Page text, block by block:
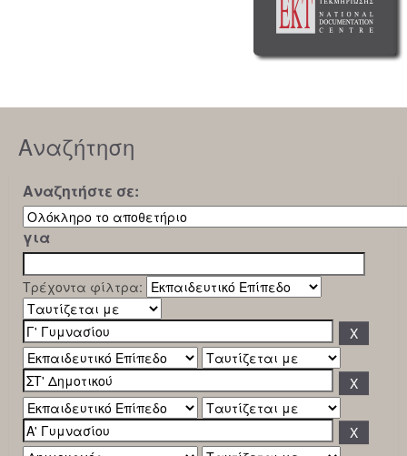
Αναζήτηση
Αναζητήστε σε:
για
Τρέχοντα φίλτρα: